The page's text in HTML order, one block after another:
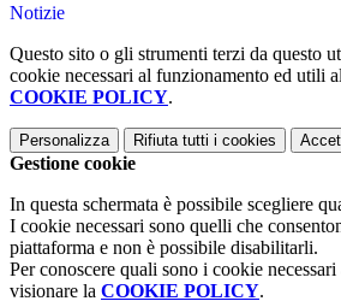
Notizie
Questo sito o gli strumenti terzi da questo
cookie necessari al funzionamento ed utili
COOKIE POLICY.
Personalizza Rifiuta tutti i cookies
Gestione cookie
In questa schermata è possibile scegliere
I cookie necessari sono quelli che
piattaforma e non è possibile disabilitarli.
Per conoscere quali sono i cookie
visionare la COOKIE POLICY.